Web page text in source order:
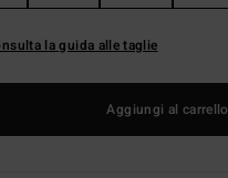
la guida alle taglie
Aggiungi al carrello